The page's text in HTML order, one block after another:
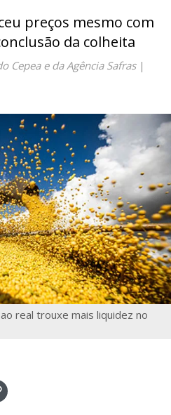
preços mesmo com
da colheita
Cepea e da Agência Safras|
real trouxe mais liquidez no